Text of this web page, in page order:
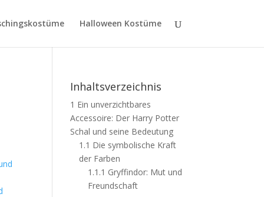
Halloween Kostüme
Inhaltsverzeichnis
1 Ein unverzichtbares
Accessoire: Der Harry Potter
Schal und seine Bedeutung
1.1 Die symbolische Kraft
der Farben
1.1.1 Gryffindor: Mut und
Freundschaft